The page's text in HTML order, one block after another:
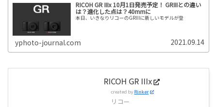
RICOH GR IIIx 10月1日発売予定！ GRIIIとの違い
は？進化した点は？40mmに
本日、いきなりリコーのGRIIIに新しいモデルが登
yphoto-journal.com 2021.09.14
RICOH GR IIIx
created by Rinker
リコー